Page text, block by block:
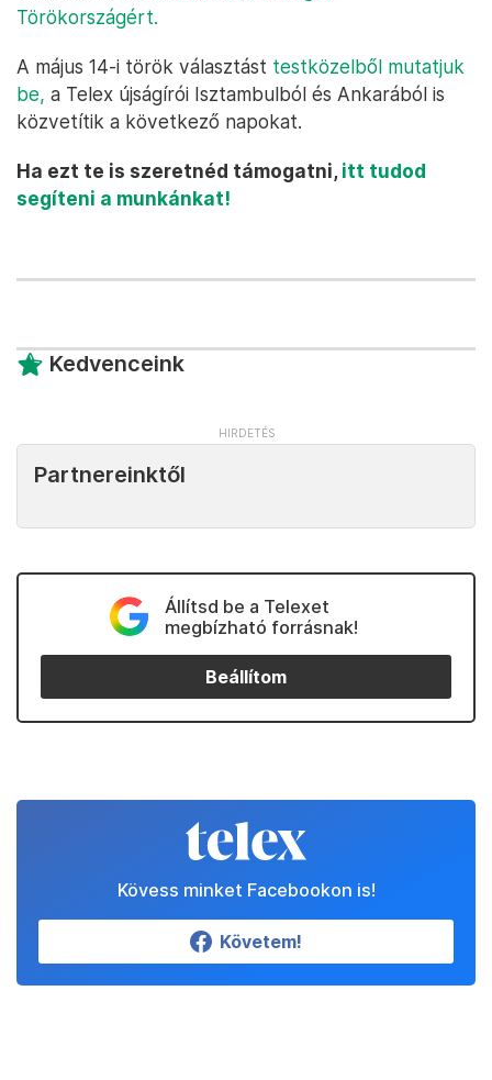
Törökországért.
A május 14-i török választást testközelből mutatjuk
be, a Telex újságírói Isztambulból és Ankarából is
közvetítik a következő napokat.
Ha ezt te is szeretnéd támogatni,itt tudod
segíteni a munkánkat!
Kedvenceink
Partnereinktől
Állítsd be a Telexet
megbízható forrásnak!
Beállítom
Kövess minket Facebookon is!
Követem!